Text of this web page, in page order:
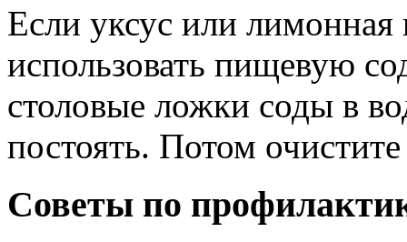
Если уксус или
использовать пищевую
столовые ложки соды в
постоять. Потом
Советы по